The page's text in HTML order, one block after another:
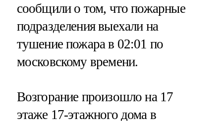
сообщили о том, что пожарные
подразделения выехали на
тушение пожара в 02:01 по
московскому времени.
Возгорание произошло на 17
этаже 17-этажного дома в